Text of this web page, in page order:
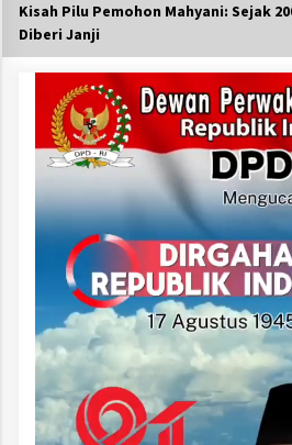
Kisah Pilu Pemohon Mahyani: Sejak
Diberi Janji